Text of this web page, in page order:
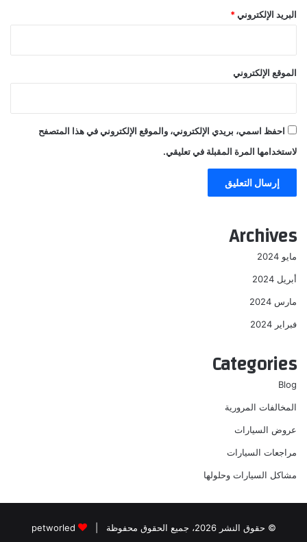
البريد الإلكتروني *
الموقع الإلكتروني
احفظ اسمي، بريدي الإلكتروني، والموقع الإلكتروني في هذا المتصفح
لاستخدامها المرة المقبلة في تعليقي.
Archives
مايو 2024
أبريل 2024
مارس 2024
فبراير 2024
Categories
Blog
المخالفات المرورية
عروض السيارات
مراجعات السيارات
مشاكل السيارات وحلولها
© حقوق النشر 2026، جميع الحقوق محفوظة | petworled